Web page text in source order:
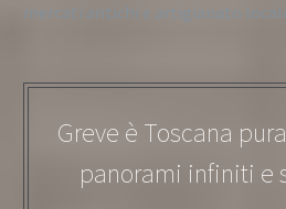
mercati antichi e artigianato
Greve è Toscana
panorami infiniti e